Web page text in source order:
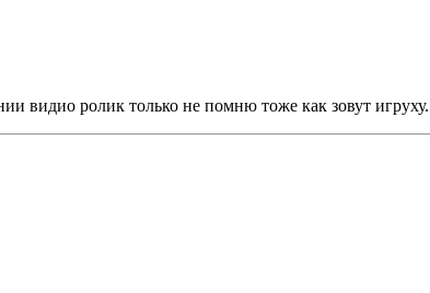
видио ролик только не помню тоже как зовут